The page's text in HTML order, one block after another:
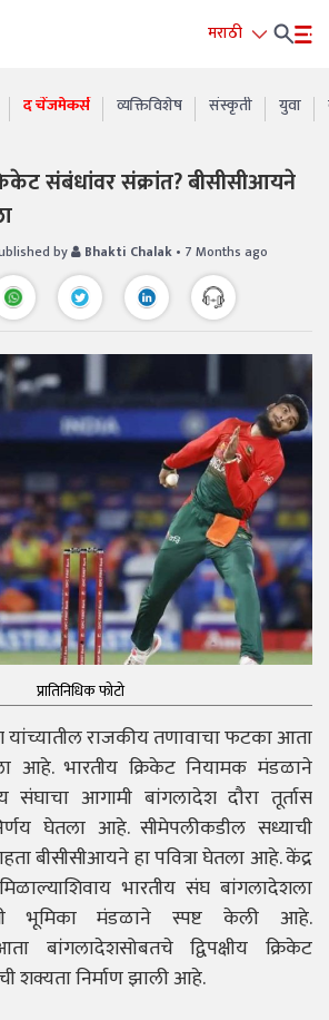
मराठी
द चेंजमेकर्स व्यक्तिविशेष संस्कृती युवा
संबंधांवर संक्रांत? बीसीसीआयने
by Bhakti Chalak • 7 Months ago
प्रातिनिधिक फोटो
राजकीय तणावाचा फटका आता
आहे. भारतीय क्रिकेट नियामक मंडळाने
संघाचा आगामी बांगलादेश दौरा तूर्तास
घेतला आहे. सीमेपलीकडील सध्याची
बीसीसीआयने हा पवित्रा घेतला आहे. केंद्र
भारतीय संघ बांगलादेशला
भूमिका मंडळाने स्पष्ट केली आहे.
बांगलादेशसोबतचे द्विपक्षीय क्रिकेट
शक्यता निर्माण झाली आहे.